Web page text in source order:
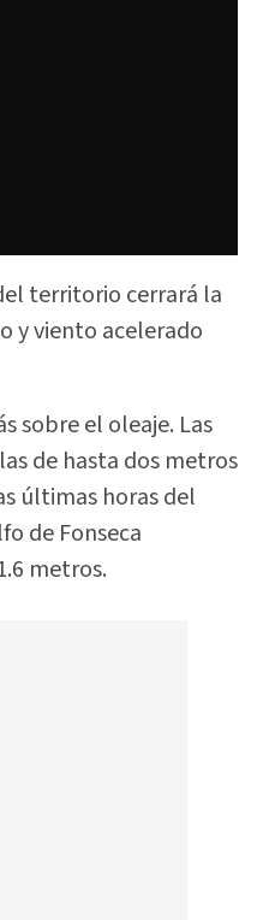
territorio cerrará la
y viento acelerado
sobre el oleaje. Las
de hasta dos metros
últimas horas del
de Fonseca
metros.